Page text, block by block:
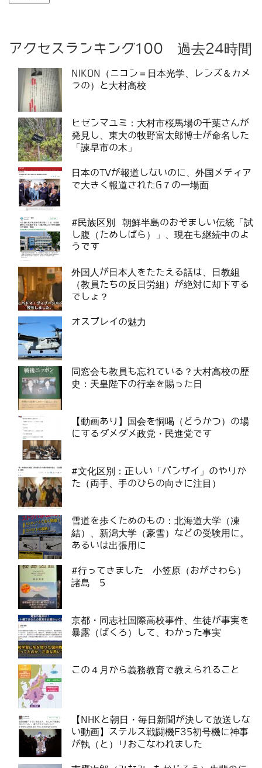
アクセスランキング100 過去24時間
NIKON（ニコン＝日本光学、レンズ＆カメ
ラの）と大村高校
ヒゼンマユミ：大村市桜馬場の千葉さんが
発見し、東大の牧野富太郎博士が命名した
「諫早市の木」
日本のTVが報道しないのに、外国メディア
で大きく報道されたG７の一場面
#民族区別 朝鮮半島のおぞましい伝統「試
し腹（ためしばら）」、現在も継続中のよ
うです
外国人が日本人をたたえる話は、日教組
（教員たちの反日労組）が絶対に却下する
でしょ？
オスプレイの魅力
同窓会も教員も忘れている？大村高校の歴
史：天皇陛下の行幸を賜った日
【動画あり】国会を恫喝（どうかつ）の場
にするダメダメ政党・民進党です
#文化区別：正しい「バンザイ」のやりか
た（両手、手のひらの向きに注目）
雪道を歩くためのもの：北海道大学（凍
結）、新潟大学（豪雪）などの受験用に。
あるいは出張用に
#行ってきました 小笠原（おがさわら）
諸島 5
京都・同志社国際高校事件、生徒が事実を
暴露（ばくろ）して、わかった事実
この４月から義務教育で教えられること
【NHKと朝日・毎日新聞が決して放送しな
い動画】ステルス戦闘機F35初号機に神事
が執（と）りおこなわれました